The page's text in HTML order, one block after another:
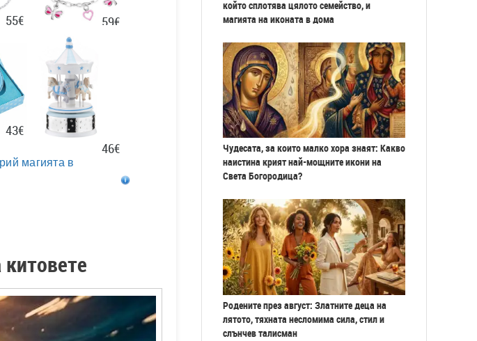
55€ 59€
43€
46€
магията в
който сплотява цялото семейство, и
магията на иконата в дома
Чудесата, за които малко хора знаят: Какво
наистина крият най-мощните икони на
Света Богородица?
Родените през август: Златните деца на
лятото, тяхната несломима сила, стил и
слънчев талисман